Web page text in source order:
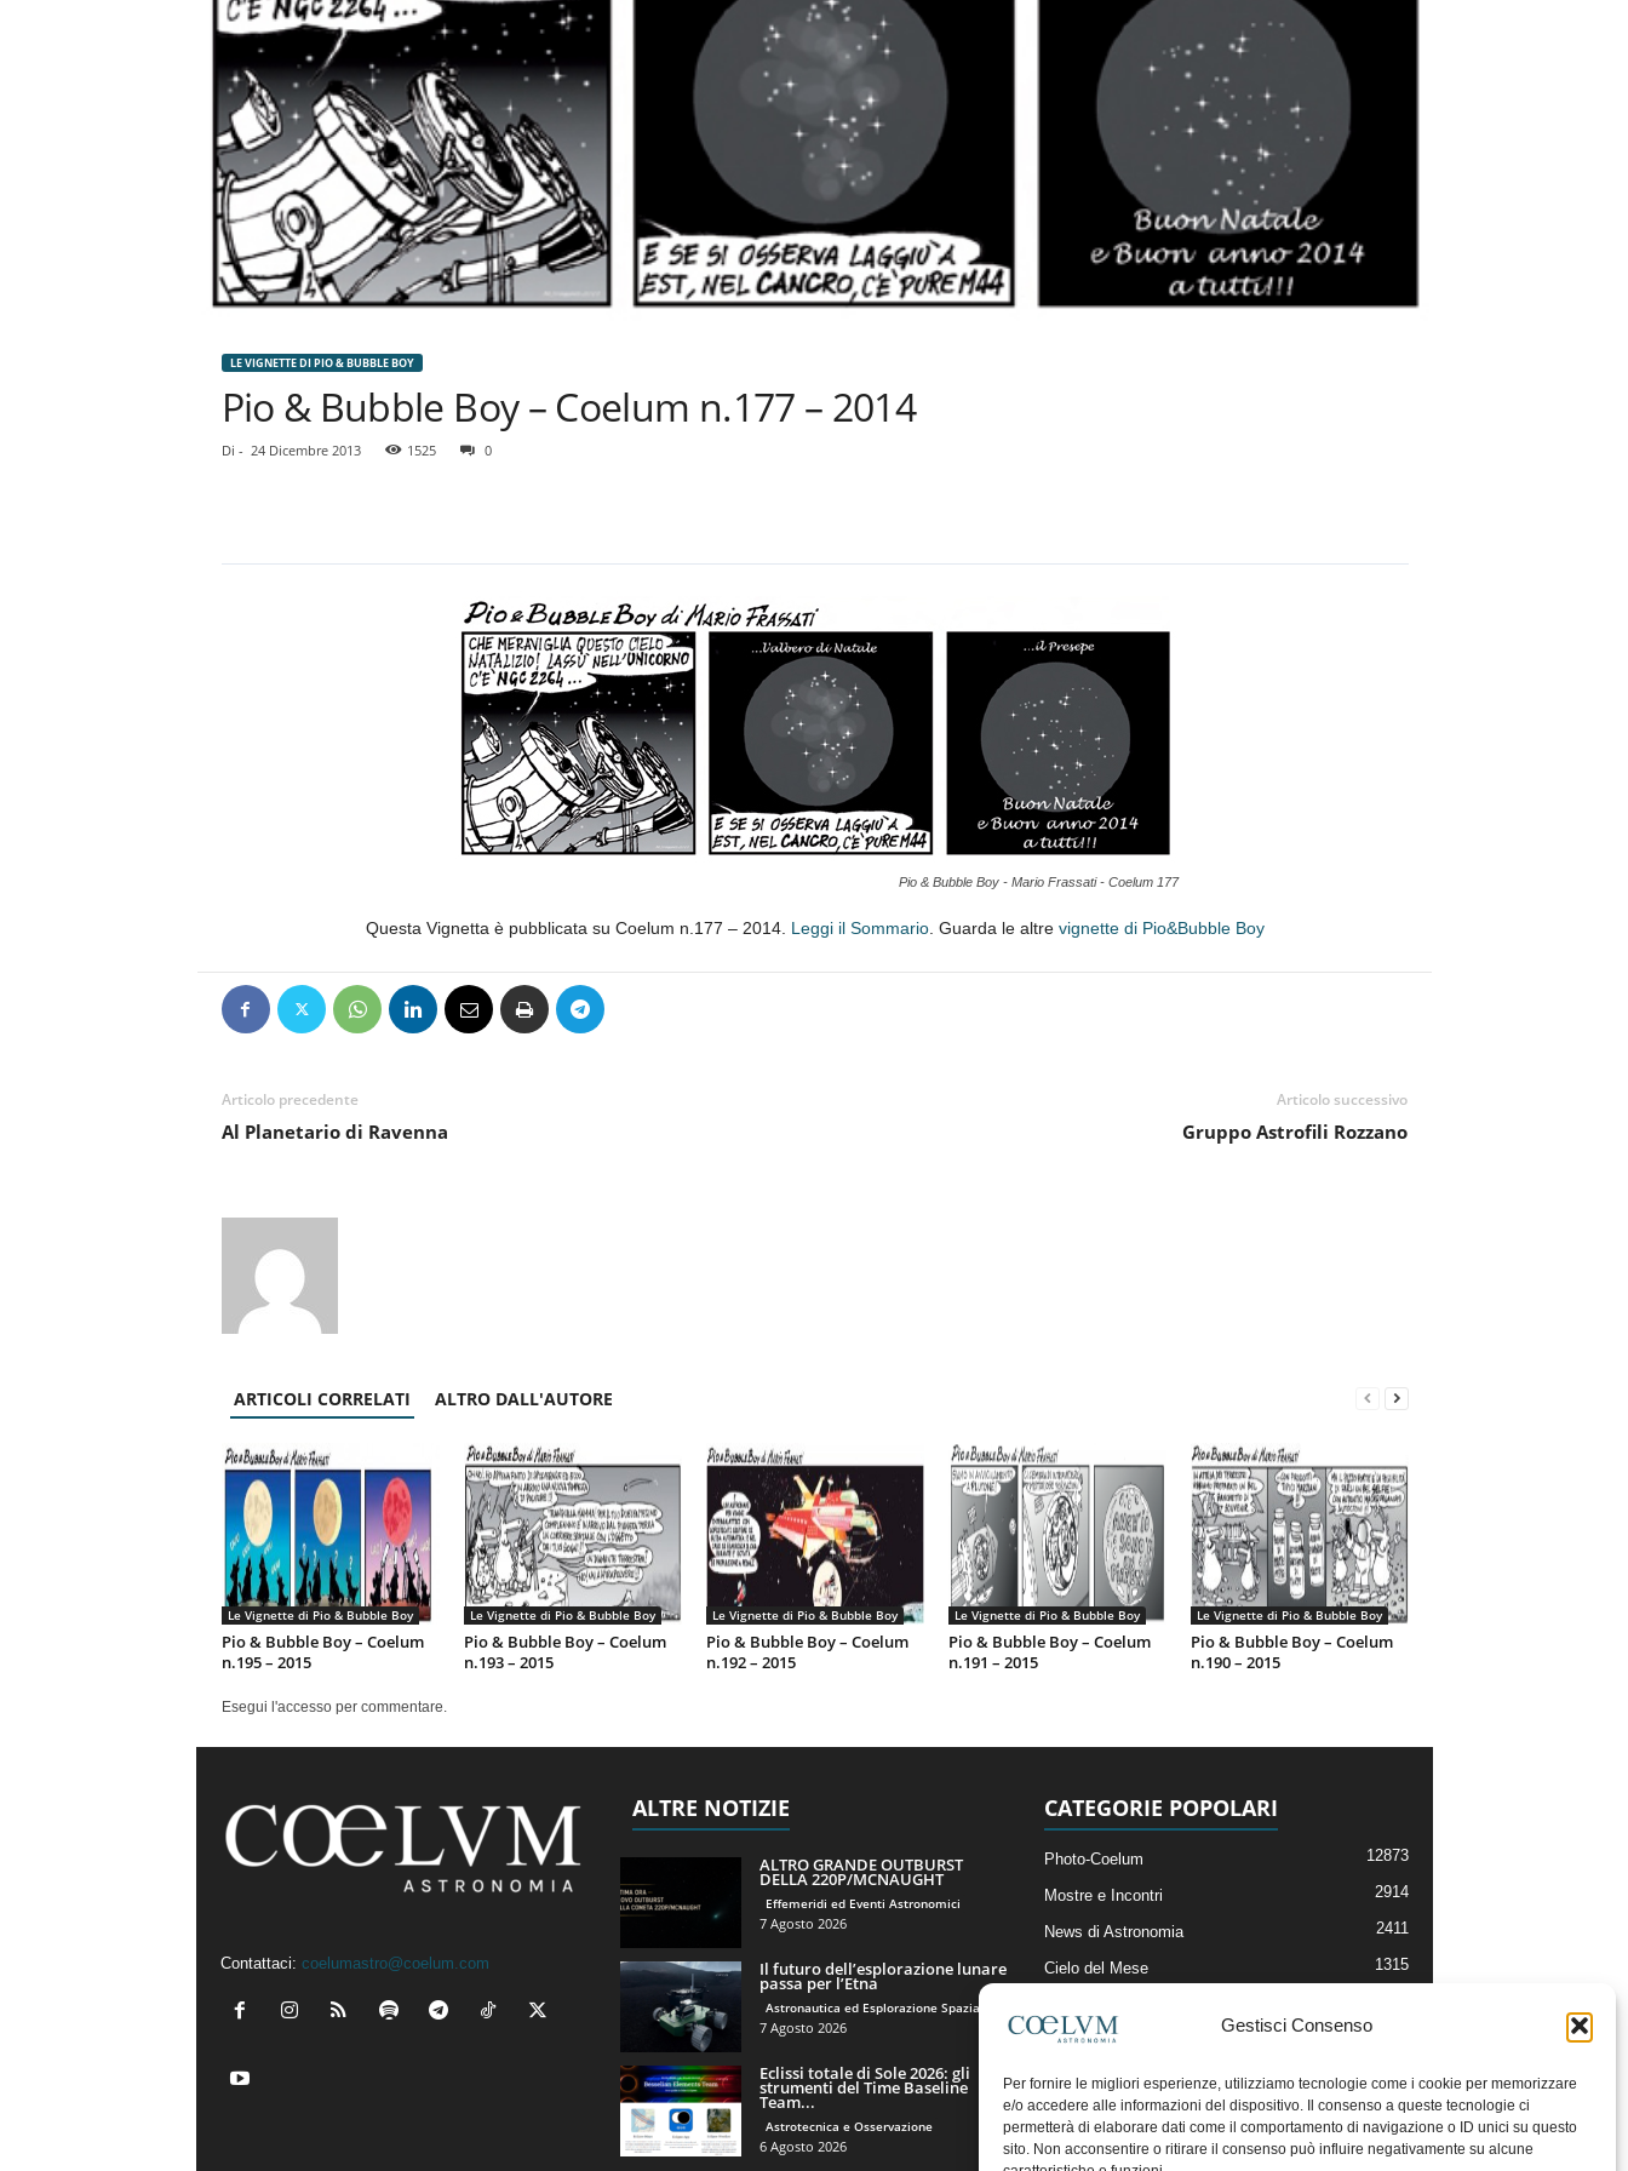
Gestisci Consenso
Per fornire le migliori esperienze, utilizziamo tecnologie come i cookie per memorizzare
e/o accedere alle informazioni del dispositivo. Il consenso a queste tecnologie ci
permetterà di elaborare dati come il comportamento di navigazione o ID unici su questo
sito. Non acconsentire o ritirare il consenso può influire negativamente su alcune
n
m
i
a
LE VIGNETTE DI PIO & BUBBLE BOY
Pio & Bubble Boy – Coelum n.177 – 2014
Di - 24 Dicembre 2013 1525 0
Pio & Bubble Boy - Mario Frassati - Coelum 177
Questa Vignetta è pubblicata su Coelum n.177 – 2014. Leggi il Sommario. Guarda le altre vignette di Pio&Bubble Boy
Articolo precedente
Al Planetario di Ravenna
Articolo successivo
Gruppo Astrofili Rozzano
ARTICOLI CORRELATI ALTRO DALL'AUTORE
Le Vignette di Pio & Bubble Boy
Pio & Bubble Boy – Coelum
n.195 – 2015
Le Vignette di Pio & Bubble Boy
Pio & Bubble Boy – Coelum
n.193 – 2015
Le Vignette di Pio & Bubble Boy
Pio & Bubble Boy – Coelum
n.192 – 2015
Le Vignette di Pio & Bubble Boy
Pio & Bubble Boy – Coelum
n.191 – 2015
Le Vignette di Pio & Bubble Boy
Pio & Bubble Boy – Coelum
n.190 – 2015
Esegui l'accesso per commentare.
Contattaci: coelumastro@coelum.com
ALTRE NOTIZIE
ALTRO GRANDE OUTBURST
DELLA 220P/MCNAUGHT
Effemeridi ed Eventi Astronomici
7 Agosto 2026
Il futuro dell’esplorazione lunare
passa per l’Etna
Astronautica ed Esplorazione Spaziale
7 Agosto 2026
Eclissi totale di Sole 2026: gli
strumenti del Time Baseline
Team...
Astrotecnica e Osservazione
6 Agosto 2026
CATEGORIE POPOLARI
Photo-Coelum 12873
Mostre e Incontri 2914
News di Astronomia 2411
Cielo del Mese 1315
Articoli e Risorse On-Line
Il Blog della Redazione